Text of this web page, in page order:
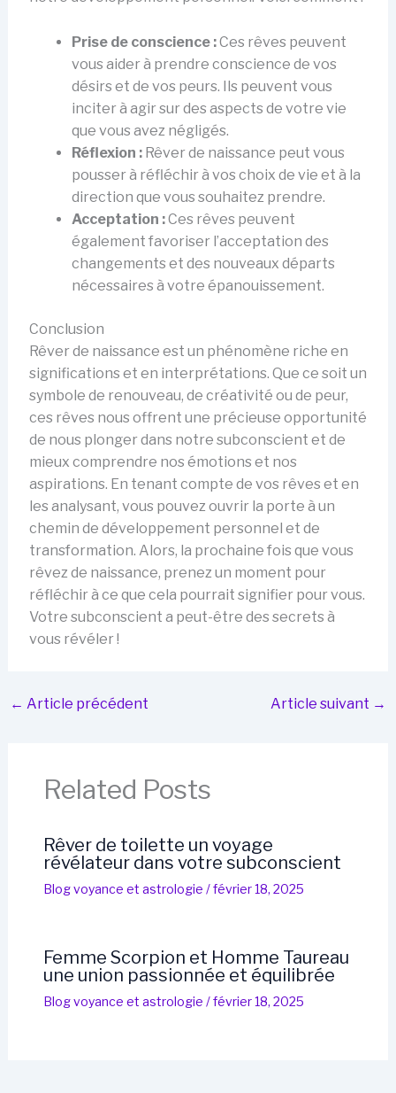
Prise de conscience :Ces rêves peuvent
vous aider à prendre conscience de vos
désirs et de vos peurs. Ils peuvent vous
inciter à agir sur des aspects de votre vie
que vous avez négligés.
Réflexion :Rêver de naissance peut vous
pousser à réfléchir à vos choix de vie et à la
direction que vous souhaitez prendre.
Acceptation :Ces rêves peuvent
également favoriser l’acceptation des
changements et des nouveaux départs
nécessaires à votre épanouissement.
Conclusion
Rêver de naissance est un phénomène riche en
significations et en interprétations. Que ce soit un
symbole de renouveau, de créativité ou de peur,
ces rêves nous offrent une précieuse opportunité
de nous plonger dans notre subconscient et de
mieux comprendre nos émotions et nos
aspirations. En tenant compte de vos rêves et en
les analysant, vous pouvez ouvrir la porte à un
chemin de développement personnel et de
transformation. Alors, la prochaine fois que vous
rêvez de naissance, prenez un moment pour
réfléchir à ce que cela pourrait signifier pour vous.
Votre subconscient a peut-être des secrets à
vous révéler !
← Article précédent Article suivant →
Related Posts
Rêver de toilette un voyage
révélateur dans votre subconscient
Blog voyance et astrologie /février 18, 2025
Femme Scorpion et Homme Taureau
une union passionnée et équilibrée
Blog voyance et astrologie /février 18, 2025